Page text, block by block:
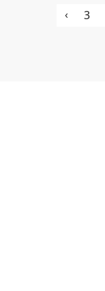
3
›